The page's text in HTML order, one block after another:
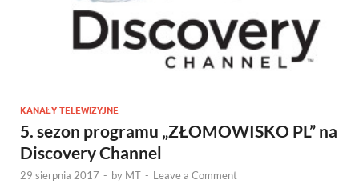
KANAŁY TELEWIZYJNE
5. sezon programu „ZŁOMOWISKO PL” na
Discovery Channel
29 sierpnia 2017 - by MT - Leave a Comment